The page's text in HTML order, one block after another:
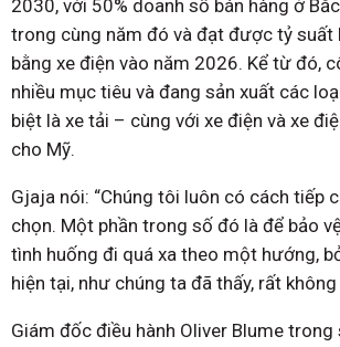
2030, với 50% doanh số bán hàng ở
trong cùng năm đó và đạt được tỷ suất
bằng xe điện vào năm 2026. Kể từ đó,
nhiều mục tiêu và đang sản xuất các
biệt là xe tải – cùng với xe điện và xe
cho Mỹ.
Gjaja nói: “Chúng tôi luôn có cách tiếp
chọn. Một phần trong số đó là để bảo
tình huống đi quá xa theo một hướng,
hiện tại, như chúng ta đã thấy, rất không
Giám đốc điều hành Oliver Blume trong